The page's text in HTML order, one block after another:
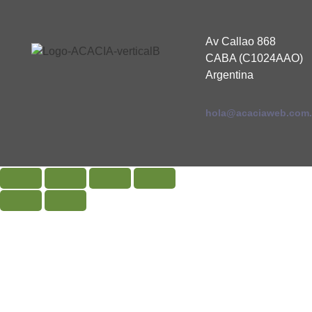
Av Callao 868
CABA (C1024AAO)
Argentina